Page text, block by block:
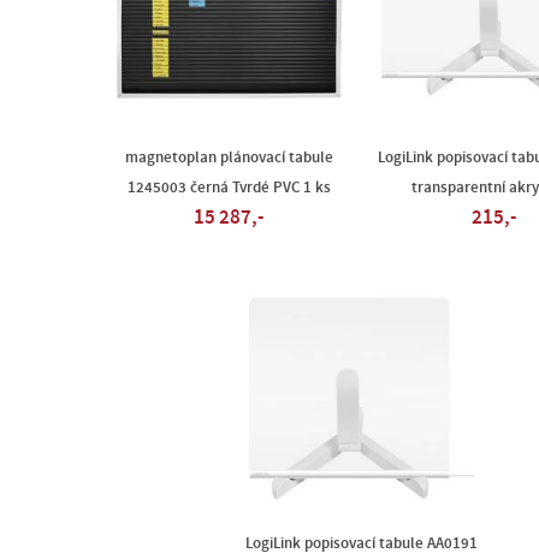
magnetoplan plánovací tabule
1245003 černá Tvrdé PVC 1 ks
15 287,-
LogiLink popisovací
transparentní
215,-
LogiLink popisovací tabule AA0191